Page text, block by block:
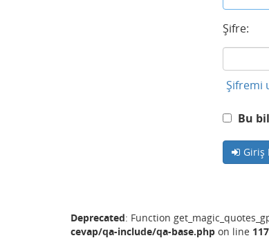
Şifre:
Şifremi
Bu
Giriş
Deprecated: Function
cevap/qa-include/qa-base.php on line